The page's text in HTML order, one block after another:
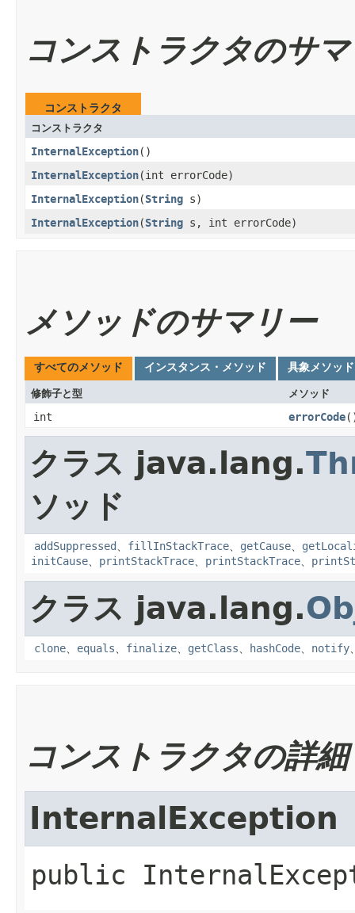
コンストラクタのサ
コンストラクタ
コンストラクタ
InternalException()
InternalException​(int errorCode)
InternalException​(String s)
InternalException​(String s, int errorCode)
メソッドのサマリー
すべてのメソッド インスタンス・メソッド 具象メソッド
修飾子と型 メソッド
int errorCode
クラス java.lang.
ソッド
addSuppressed、 fillInStackTrace、 getCause、
initCause、 printStackTrace、 printStackTrace、
クラス java.lang.
clone、 equals、 finalize、 getClass、 hashCode、 notify
コンストラクタの詳細
InternalException
public